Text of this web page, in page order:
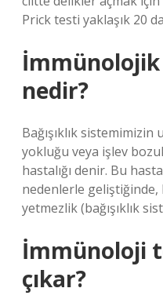
Prick testi yaklaşık 20
nedir?
Bağışıklık
yokluğu veya işlev
hastalığı denir. Bu
nedenlerle
yetmezlik (bağışıklık
İmmünoloji
çıkar?